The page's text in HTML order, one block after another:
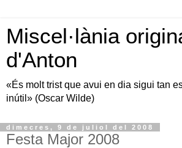
Miscel·lània
d'Anton
«És molt trist que avui en dia sigui tan
inútil» (Oscar Wilde)
dimecres, 9 de juliol del 2008
Festa Major 2008